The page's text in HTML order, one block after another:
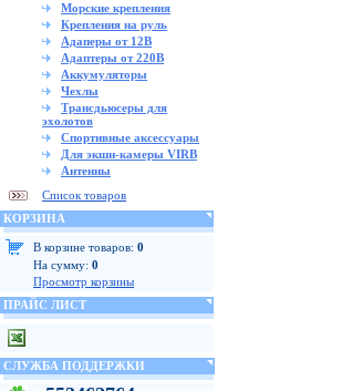
Морские крепления
Крепления на руль
Адаперы от 12В
Адаптеры от 220В
Аккумуляторы
Чехлы
Трансдьюсеры для
эхолотов
Спортивные аксессуары
Для экшн-камеры VIRB
Антенны
Список товаров
КОРЗИНА
В корзине товаров: 0
На сумму: 0
Просмотр корзины
ПРАЙС ЛИСТ
СЛУЖБА ПОДДЕРЖКИ